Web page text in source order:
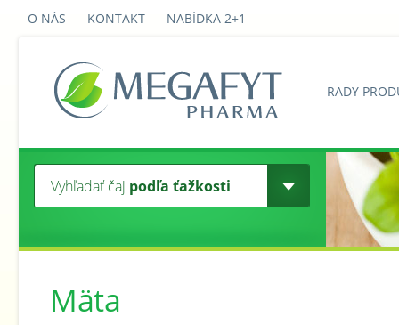
O NÁS KONTAKT NABÍDKA 2+1
RADY
Vyhľadať čaj podľa ťažkosti
Mäta